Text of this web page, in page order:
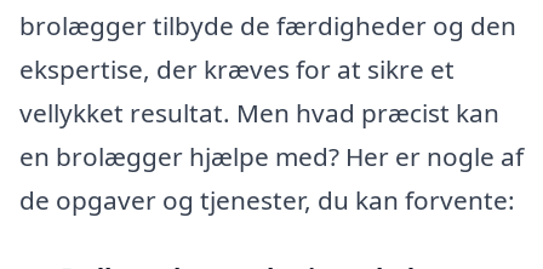
brolægger tilbyde de færdigheder og den
ekspertise, der kræves for at sikre et
vellykket resultat. Men hvad præcist kan
en brolægger hjælpe med? Her er nogle af
de opgaver og tjenester, du kan forvente: